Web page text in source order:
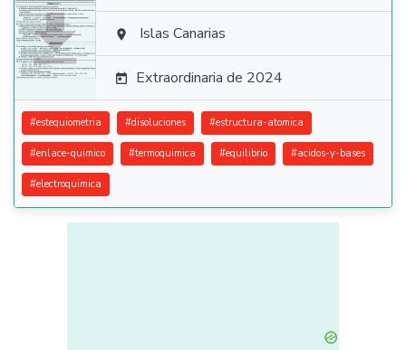
  Islas Canarias
 Extraordinaria de 2024
#estequiometria #disoluciones #estructura-atomica
#enlace-quimico #termoquimica #equilibrio #acidos-y-bases
#electroquimica